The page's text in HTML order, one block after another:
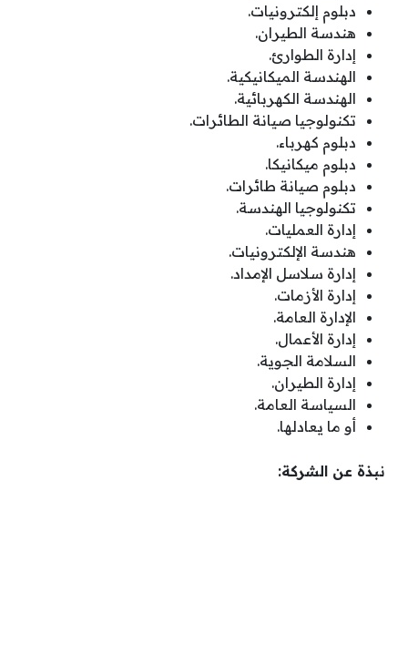
دبلوم إلكترونيات.
هندسة الطيران.
إدارة الطوارئ.
الهندسة الميكانيكية.
الهندسة الكهربائية.
تكنولوجيا صيانة الطائرات.
دبلوم كهرباء.
دبلوم ميكانيكا.
دبلوم صيانة طائرات.
تكنولوجيا الهندسة.
إدارة العمليات.
هندسة الإلكترونيات.
إدارة سلاسل الإمداد.
إدارة الأزمات.
الإدارة العامة.
إدارة الأعمال.
السلامة الجوية.
إدارة الطيران.
السياسة العامة.
أو ما يعادلها.
نبذة عن الشركة: